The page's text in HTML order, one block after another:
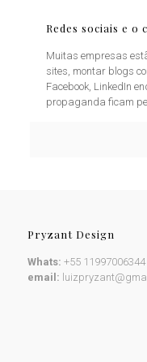
Redes sociais e o
Muitas empresas
sites, montar blogs
Facebook, LinkedIn
propaganda ficam
Pryzant Design
Whats: +55 11997006344
email: